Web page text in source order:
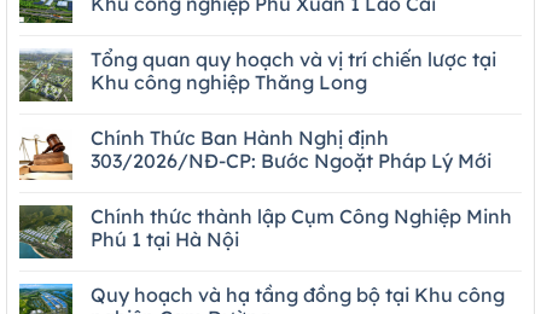
Tổng quan quy hoạch và vị trí chiến lược tại
Khu công nghiệp Thăng Long
Chính Thức Ban Hành Nghị định
303/2026/NĐ-CP: Bước Ngoặt Pháp Lý Mới
Chính thức thành lập Cụm Công Nghiệp Minh
Phú 1 tại Hà Nội
Quy hoạch và hạ tầng đồng bộ tại Khu công